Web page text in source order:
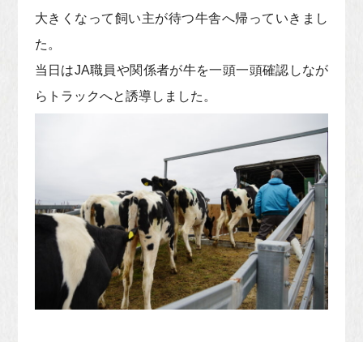
大きくなって飼い主が待つ牛舎へ帰っていきまし
た。
当日はJA職員や関係者が牛を一頭一頭確認しなが
らトラックへと誘導しました。